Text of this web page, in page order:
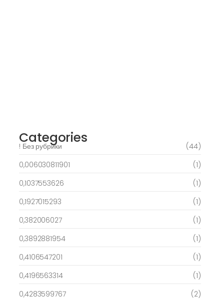
Categories
! Без рубрики
(44)
0,006030811901
(1)
0,1037553626
(1)
0,1927015293
(1)
0,382006027
(1)
0,3892881954
(1)
0,4106547201
(1)
0,4196563314
(1)
0,4283599767
(2)